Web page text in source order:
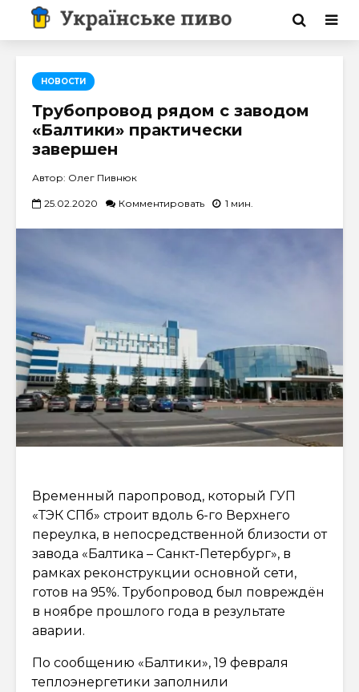
НОВОСТИ
Трубопровод рядом с заводом
«Балтики» практически
завершен
Автор: Олег Пивнюк
25.02.2020 Комментировать 1 мин.
Временный паропровод, который ГУП
«ТЭК СПб» строит вдоль 6-го Верхнего
переулка, в непосредственной близости от
завода «Балтика – Санкт-Петербург», в
рамках реконструкции основной сети,
готов на 95%. Трубопровод был повреждён
в ноябре прошлого года в результате
аварии.
По сообщению «Балтики», 19 февраля
теплоэнергетики заполнили